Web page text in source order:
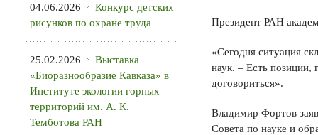
Президент РАН
«Сегодня ситуация
наук. – Есть
договориться».
Владимир Фортов
Совета по науке и
04.06.2026
Конкурс детских
рисунков по охране труда
25.02.2026
Выставка
«Биоразнообразие Кавказа» в
Институте экологии горных
территорий им. А. К.
Темботова РАН